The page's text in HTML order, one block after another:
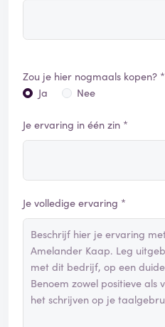
Zou je hier nogmaals kopen? *
Ja
Nee
Je ervaring in één zin *
Je volledige ervaring *